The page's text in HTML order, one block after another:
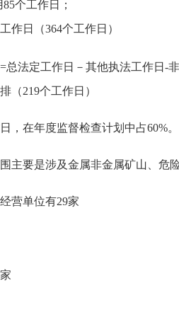
个工作日；
作日（364个工作日）
总法定工作日－其他执法工作日-
（219个工作日）
，在年度监督检查计划中占60%。
主要是涉及金属非金属矿山、危
营单位有29家